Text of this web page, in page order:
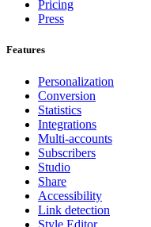
Pricing
Press
Features
Personalization
Conversion
Statistics
Integrations
Multi-accounts
Subscribers
Studio
Share
Accessibility
Link detection
Style Editor